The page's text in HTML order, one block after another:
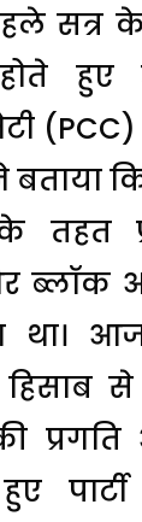
सत्र के
हुए
बताया
तहत
ब्लॉक
था।
से
प्रगति